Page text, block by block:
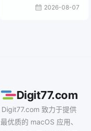
2026-08-07
Digit77.com
Digit77.com 致力于提供
最优质的 macOS 应用、